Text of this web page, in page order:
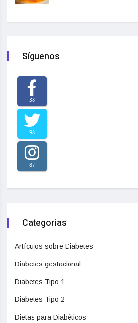
Síguenos
38
98
87
Categorias
Artículos sobre Diabetes
Diabetes gestacional
Diabetes Tipo 1
Diabetes Tipo 2
Dietas para Diabéticos